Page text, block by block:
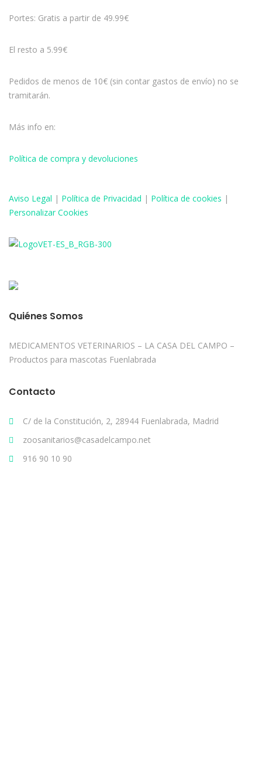
Portes: Gratis a partir de 49.99€
El resto a 5.99€
Pedidos de menos de 10€ (sin contar gastos de envío) no se
tramitarán.
Más info en:
Política de compra y devoluciones
Aviso Legal | Política de Privacidad | Política de cookies |
Personalizar Cookies
Quiénes Somos
MEDICAMENTOS VETERINARIOS – LA CASA DEL CAMPO –
Productos para mascotas Fuenlabrada
Contacto
C/ de la Constitución, 2, 28944 Fuenlabrada, Madrid
zoosanitarios@casadelcampo.net
916 90 10 90